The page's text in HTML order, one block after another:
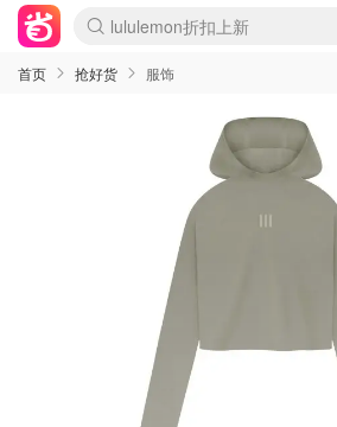
SSENSE年中3折
FreshBeauty好价汇总
Cettire降价+叠9折
Farfetch折上8折
WWS Coles超市实拍
viagogo二手票捡漏
Myer清仓1折起
The Outnet奢牌1折起
David Jones 3折起
Flannels大牌1折
Perfumes Club护肤1折
AMIRO返校季6.2折
Oweek抽奖送Airpods
Amazon折扣汇总
eToro入金$200送$50
Amazon数码好物
ICONIC本周7.5折
ThedoubleF高奢地板价
Moose Knuckles 6折
丝芙兰5折起
EUFY官网3.7折起
Selenichast首饰2折
Trip机票酒店促销
YSL送5件彩妆礼
Amazon家居好物
BIGBANG巡演开票
David Jones时尚3折
Amazon美妆护肤
雅漾大喷$8
过敏原检测盒$33
伊索独家赠50ml沐浴露
科颜氏清仓3折
SEALIFE海洋馆门票6折
丝塔芙大白罐$16
订阅Newsletter送香薰
Cult Beauty 6.8折
Harrods圣诞日历2.3折
LN-CC奢牌私促3折
d'Alba空姐喷雾$16
EVE LOM套装逆天2折
Bernardelli独家4折
Adore Beauty 6折起
CT圣诞日历
Mytheresa奢品2.7折
Luxury Escapes 9折
Currentbody美容仪9折
卡诗9折+赠4件礼
MOON Garden Live
ALLSAINTS美衣3折
Roborock扫地机3.7折
Tingo Life水杯$24
Valentino官网5折
CR洗发护发6.3折
首页 抢好货 服饰